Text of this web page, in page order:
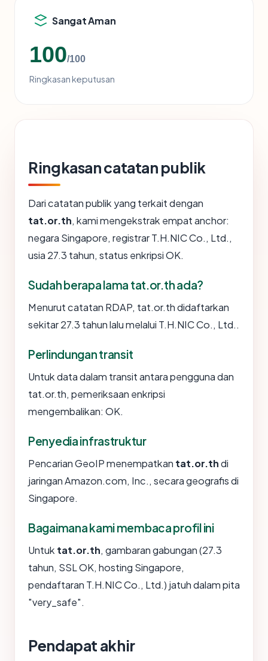
Sangat Aman
100/100
Ringkasan keputusan
Ringkasan catatan publik
Dari catatan publik yang terkait dengan
tat.or.th, kami mengekstrak empat anchor:
negara Singapore, registrar T.H.NIC Co., Ltd.,
usia 27.3 tahun, status enkripsi OK.
Sudah berapa lama tat.or.th ada?
Menurut catatan RDAP, tat.or.th didaftarkan
sekitar 27.3 tahun lalu melalui T.H.NIC Co., Ltd..
Perlindungan transit
Untuk data dalam transit antara pengguna dan
tat.or.th, pemeriksaan enkripsi
mengembalikan: OK.
Penyedia infrastruktur
Pencarian GeoIP menempatkan tat.or.thdi
jaringan Amazon.com, Inc., secara geografis di
Singapore.
Bagaimana kami membaca profil ini
Untuk tat.or.th, gambaran gabungan (27.3
tahun, SSL OK, hosting Singapore,
pendaftaran T.H.NIC Co., Ltd.) jatuh dalam pita
"very_safe".
Pendapat akhir